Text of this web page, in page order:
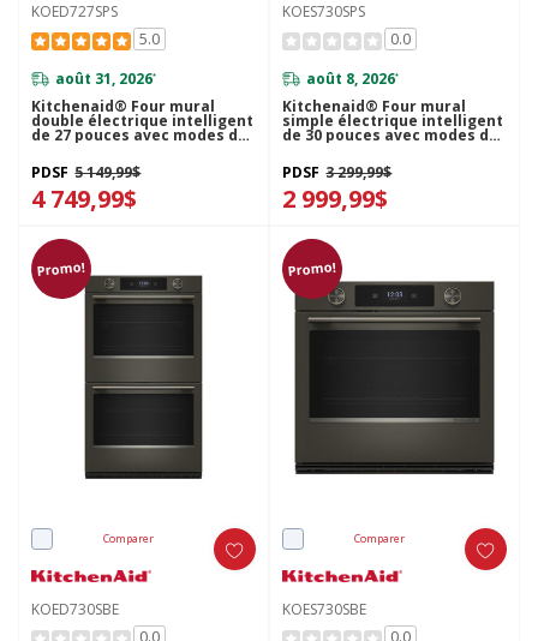
KOED727SPS
5.0
août 31, 2026*
Kitchenaid® Four mural
double électrique intelligent
de 27 pouces avec modes de
cuisson assistée - Fini
PrintShield™ KOED727SPS
PDSF 5 149,99$
4 749,99$
KOES730SPS
0.0
août 8, 2026*
Kitchenaid® Four mural
simple électrique intelligent
de 30 pouces avec modes de
cuisson assistée - Fini
PrintShield™ KOES730SPS
PDSF 3 299,99$
2 999,99$
Promo!
Comparer
KOED730SBE
0.0
Promo!
Comparer
KOES730SBE
0.0